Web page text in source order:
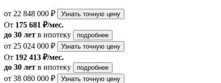
от 22 848 000 ₽ Узнать точную цену
От 175 681 ₽/мес.
до 30 лет в ипотеку подробнее
от 25 024 000 ₽ Узнать точную цену
От 192 413 ₽/мес.
до 30 лет в ипотеку подробнее
от 38 080 000 ₽ Узнать точную цену